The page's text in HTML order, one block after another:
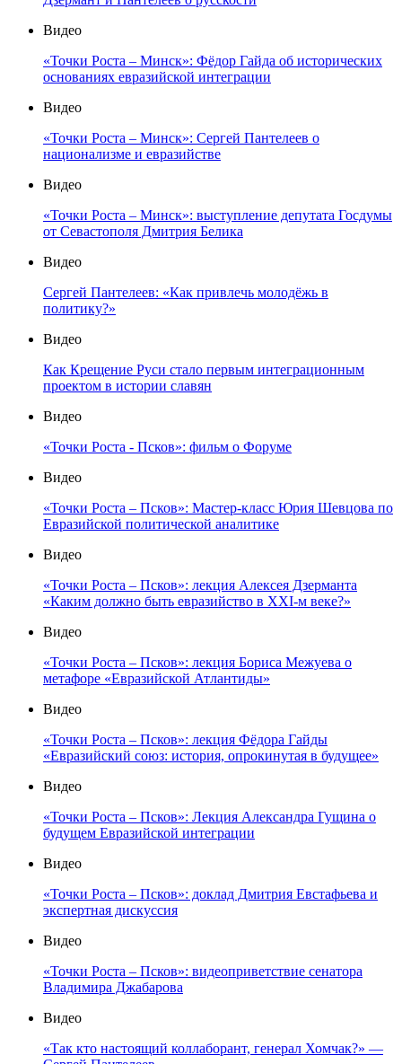
Видео
«Точки Роста – Минск»: Фёдор Гайда об исторических
основаниях евразийской интеграции
Видео
«Точки Роста – Минск»: Сергей Пантелеев о
национализме и евразийстве
Видео
«Точки Роста – Минск»: выступление депутата Госдумы
от Севастополя Дмитрия Белика
Видео
Сергей Пантелеев: «Как привлечь молодёжь в
политику?»
Видео
Как Крещение Руси стало первым интеграционным
проектом в истории славян
Видео
«Точки Роста - Псков»: фильм о Форуме
Видео
«Точки Роста – Псков»: Мастер-класс Юрия Шевцова по
Евразийской политической аналитике
Видео
«Точки Роста – Псков»: лекция Алексея Дзерманта
«Каким должно быть евразийство в XXI-м веке?»
Видео
«Точки Роста – Псков»: лекция Бориса Межуева о
метафоре «Евразийской Атлантиды»
Видео
«Точки Роста – Псков»: лекция Фёдора Гайды
«Евразийский союз: история, опрокинутая в будущее»
Видео
«Точки Роста – Псков»: Лекция Александра Гущина о
будущем Евразийской интеграции
Видео
«Точки Роста – Псков»: доклад Дмитрия Евстафьева и
экспертная дискуссия
Видео
«Точки Роста – Псков»: видеоприветствие сенатора
Владимира Джабарова
Видео
«Так кто настоящий коллаборант, генерал Хомчак?» —